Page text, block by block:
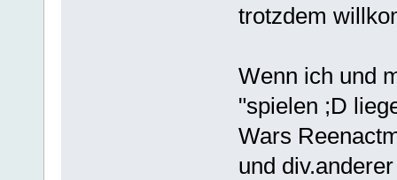
trotzdem
Wenn ich und
"spielen ;D
Wars
und